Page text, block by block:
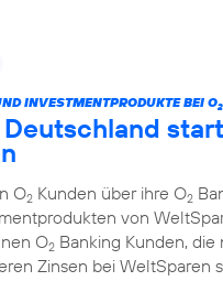
INVESTMENTPRODUKTE BEI O2
O2 Kunden über ihre O2
von
O2 Banking Kunden,
Zinsen bei WeltSparen